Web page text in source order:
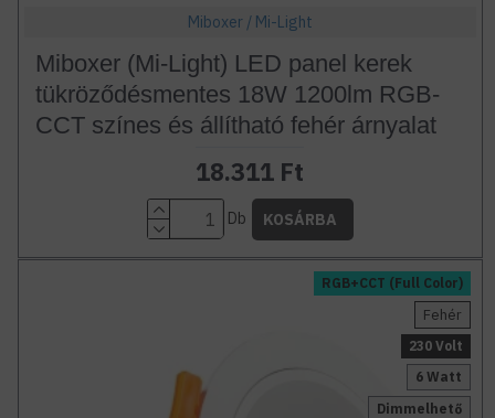
Miboxer / Mi-Light
Miboxer (Mi-Light) LED panel kerek
tükröződésmentes 18W 1200lm RGB-
CCT színes és állítható fehér árnyalat
18.311 Ft
Db KOSÁRBA
RGB+CCT (Full Color)
6 Watt
Fehér
Dimmelhető
230 Volt